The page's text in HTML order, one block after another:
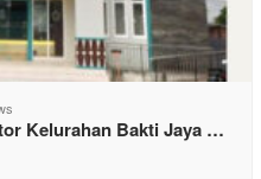
Kelurahan Bakti Jaya …